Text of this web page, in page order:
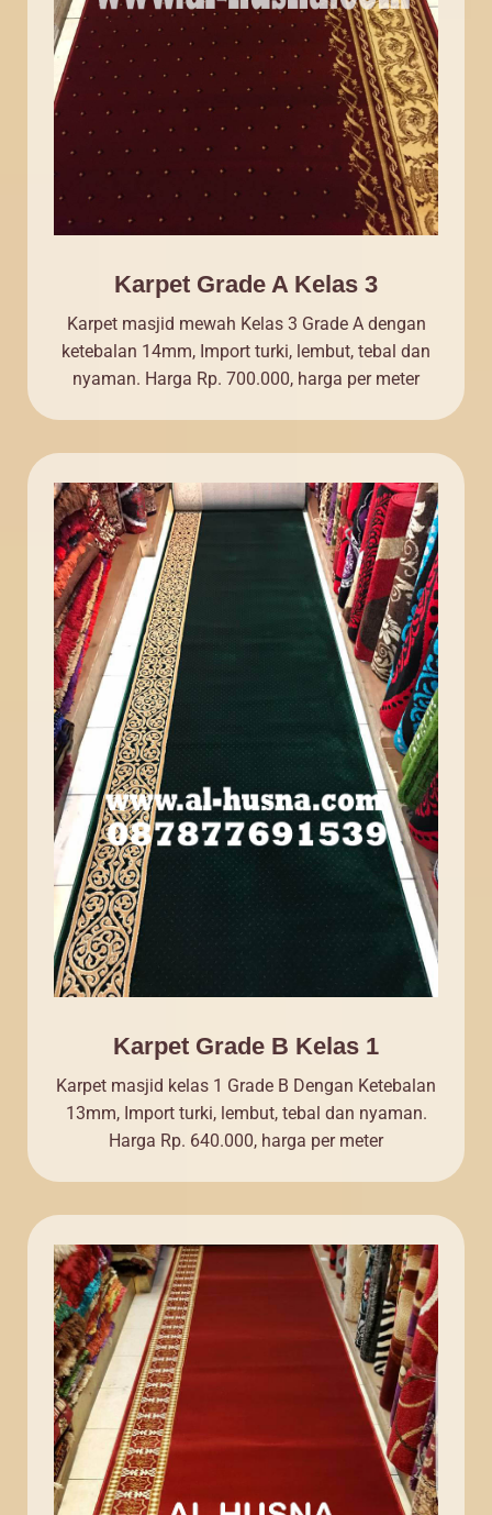
Karpet Grade A Kelas 3
Karpet masjid mewah Kelas 3 Grade A dengan
ketebalan 14mm, Import turki, lembut, tebal dan
nyaman. Harga Rp. 700.000, harga per meter
Karpet Grade B Kelas 1
Karpet masjid kelas 1 Grade B Dengan Ketebalan
13mm, Import turki, lembut, tebal dan nyaman.
Harga Rp. 640.000, harga per meter